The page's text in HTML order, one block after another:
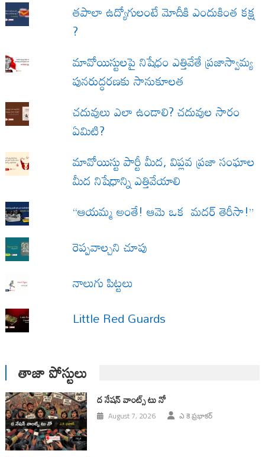
త‌పాలా ఉద్యోగులంటే మోదీకి ఎందుకింత కక్ష
?
మావోయిస్టులపై నిషేధం ఎత్తివేతే ప్రజాస్వామ్య
పునరుద్ధరణకు సానుకూలత
చదువులు ఎలా ఉండాలి? చదువుల సారం
ఏమిటి?
మావోయిస్టు పార్టీ మీద, విప్లవ ప్రజా సంఘాల
మీద నిషేధాన్ని ఎత్తివేయాలి
“ఆయమ్మ అంతే! ఆమె ఒక మదర్ తెరీసా!”
రెప్పవాల్చని చూపు
నాలుగు పిట్టలు
Little Red Guards
తాజా పోస్టులు
ద నేషన్ వాంట్స్ టు నో
August 7, 2026 ఎ కె ప్రభాకర్